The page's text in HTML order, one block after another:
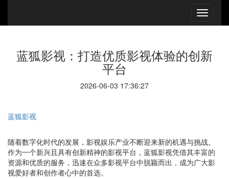
蓝狐影视：打造优质影视体验的创新
平台
2026-06-03 17:36:27
蓝狐影视
随着数字化时代的发展，影视娱乐产业不断迎来新的机遇与挑战。
作为一个新兴且具有创新精神的影视平台，蓝狐影视凭借其丰富的
资源和优质的服务，迅速在众多影视平台中脱颖而出，成为广大影
视爱好者和创作者心中的首选。